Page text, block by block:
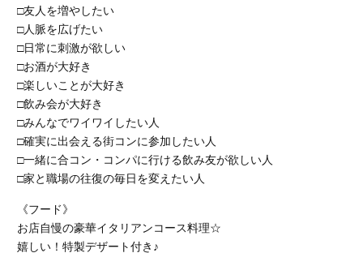
□友人を増やしたい
□人脈を広げたい
□日常に刺激が欲しい
□お酒が大好き
□楽しいことが大好き
□飲み会が大好き
□みんなでワイワイしたい人
□確実に出会える街コンに参加したい人
□一緒に合コン・コンパに行ける飲み友が欲しい人
□家と職場の往復の毎日を変えたい人
《フード》
お店自慢の豪華イタリアンコース料理☆
嬉しい！特製デザート付き♪